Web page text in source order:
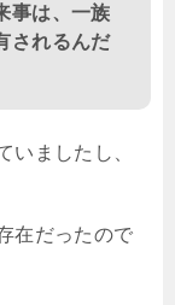
事は、一族
されるんだ
いましたし、
在だったので